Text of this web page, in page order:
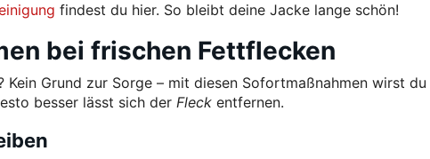
findest du hier. So bleibt deine Jacke lange schön!
bei frischen Fettflecken
Grund zur Sorge – mit diesen Sofortmaßnahmen wirst du
besser lässt sich der Fleck entfernen.